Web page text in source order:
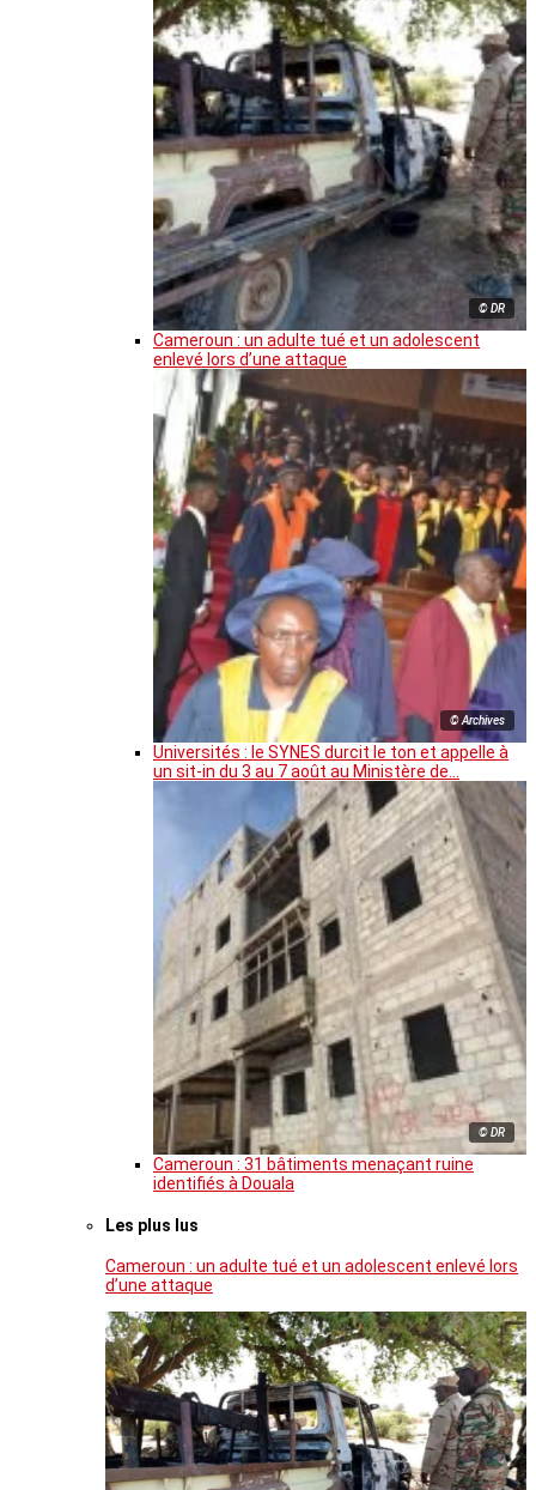
© DR
Cameroun : un adulte tué et un adolescent
enlevé lors d’une attaque
© Archives
Universités : le SYNES durcit le ton et appelle à
un sit-in du 3 au 7 août au Ministère de…
© DR
Cameroun : 31 bâtiments menaçant ruine
identifiés à Douala
Les plus lus
Cameroun : un adulte tué et un adolescent enlevé lors
d’une attaque